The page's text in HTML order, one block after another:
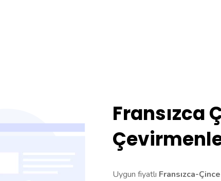
Fransızca
Uygun fiyatlı Fransızca-Çince